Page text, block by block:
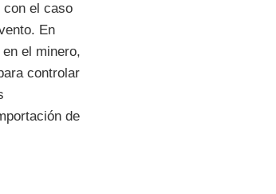
con el caso
En
el minero,
controlar
de